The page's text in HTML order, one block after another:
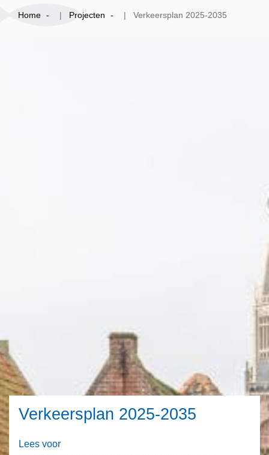
Home Projecten Verkeersplan 2025-2035
Verkeersplan 2025-2035
Lees voor